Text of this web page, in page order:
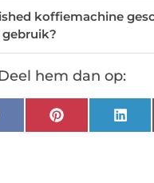
koffiemachine
hem dan op:
Pinterest